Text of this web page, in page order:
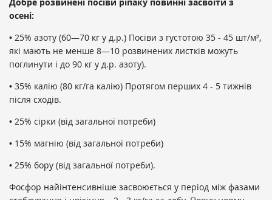
осені:
• 25% азоту (60—70 кг у д.р.) Посіви з густотою 35 - 45 шт/м²,
які мають не менше 8—10 розвинених листків можуть
поглинути і до 90 кг у д.р. азоту).
• 35% калію (80 кг/га калію) Протягом перших 4 - 5 тижнів
після сходів.
• 25% сірки (від загальної потреби)
• 15% магнію (від загальної потреби)
• 25% бору (від загальної потреби).
Фосфор найінтенсивніше засвоюється у період між фaзaми